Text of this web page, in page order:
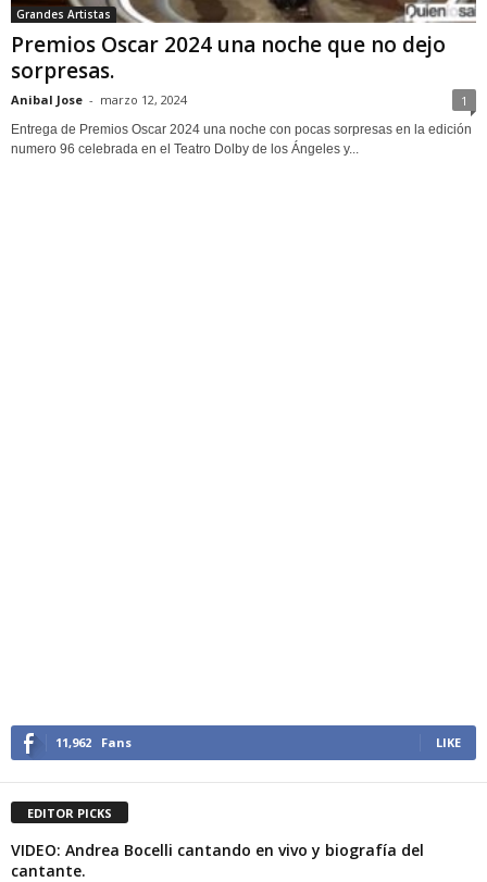
Grandes Artistas
Premios Oscar 2024 una noche que no dejo
sorpresas.
Anibal Jose - marzo 12, 2024 1
Entrega de Premios Oscar 2024 una noche con pocas sorpresas en la edición
numero 96 celebrada en el Teatro Dolby de los Ángeles y...
11,962 Fans LIKE
EDITOR PICKS
VIDEO: Andrea Bocelli cantando en vivo y biografía del
cantante.